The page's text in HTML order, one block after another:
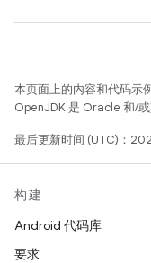
本页面上的内容和代码示
OpenJDK 是 Oracle 和/或
最后更新时间 (UTC)：
构建
Android 代码库
要求